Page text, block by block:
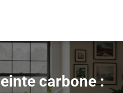
carbone :